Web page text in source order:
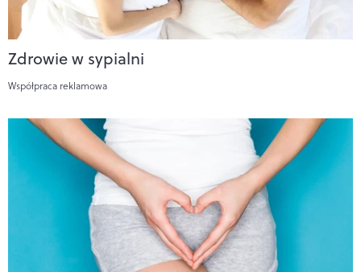
Zdrowie w sypialni
Współpraca reklamowa